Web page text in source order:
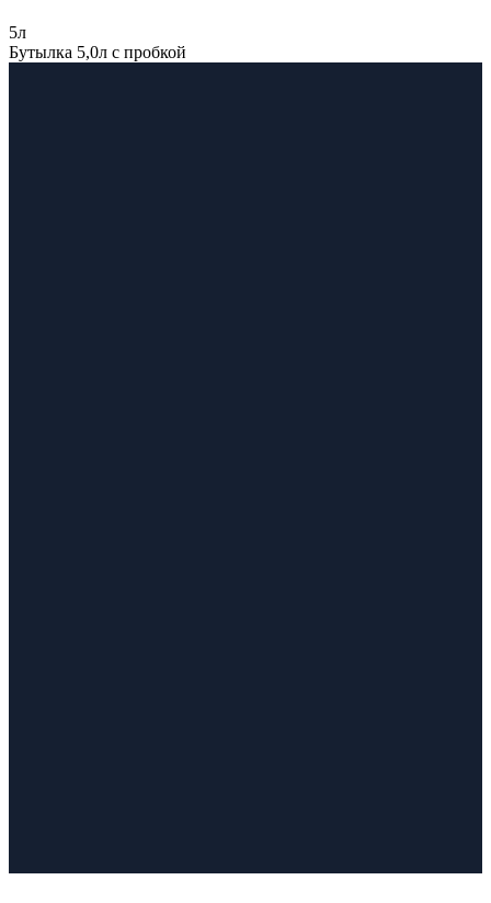
5л
Бутылка 5,0л с пробкой